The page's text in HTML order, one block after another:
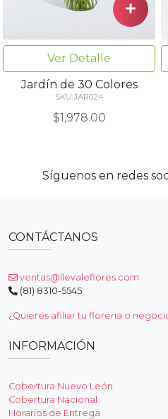
Ver Detalle
Jardín de 30 Colores
SKU JAR024
$1,978.00
Síguenos en redes
CONTÁCTANOS
ventas@llevaleflores.com
(81) 8310-5545
¿Quieres afiliar tu floreria o
INFORMACIÓN
Cobertura Nuevo León
Cobertura Nacional
Horarios de Entrega